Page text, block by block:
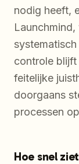
nodig heeft,
controle
feitelijke
doorgaans
processen
Hoe snel